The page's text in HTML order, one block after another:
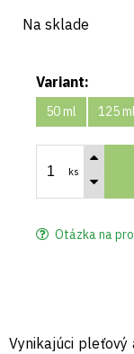
Na sklade
Variant:
50 ml 125 ml
ks
Otázka na
Vynikajúci